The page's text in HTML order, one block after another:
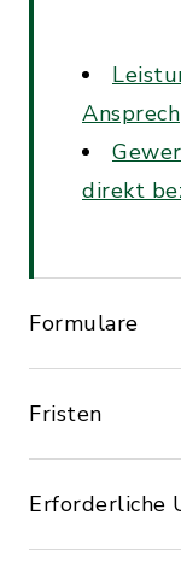
direkt
Formulare
Fristen
Erforderliche